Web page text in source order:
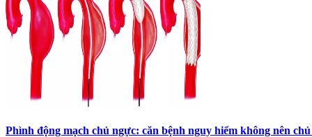
Phình động mạch chủ ngực: căn bệnh nguy hiểm không nên